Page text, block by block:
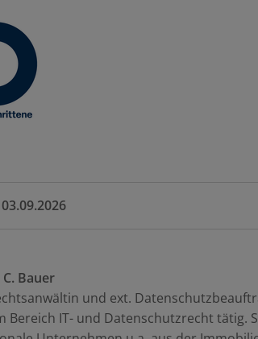
Donnerstag, 03.09.2026
C. Bauer
und ext.
Bereich IT- und Datenschutzrecht tätig.